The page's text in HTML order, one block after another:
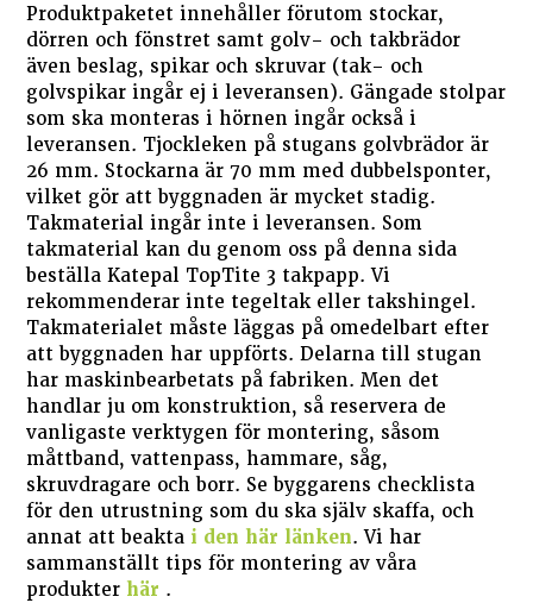
Produktpaketet innehåller förutom stockar,
dörren och fönstret samt golv- och takbrädor
även beslag, spikar och skruvar (tak- och
golvspikar ingår ej i leveransen). Gängade stolpar
som ska monteras i hörnen ingår också i
leveransen. Tjockleken på stugans golvbrädor är
26 mm. Stockarna är 70 mm med dubbelsponter,
vilket gör att byggnaden är mycket stadig.
Takmaterial ingår inte i leveransen. Som
takmaterial kan du genom oss på denna sida
beställa Katepal TopTite 3 takpapp. Vi
rekommenderar inte tegeltak eller takshingel.
Takmaterialet måste läggas på omedelbart efter
att byggnaden har uppförts. Delarna till stugan
har maskinbearbetats på fabriken. Men det
handlar ju om konstruktion, så reservera de
vanligaste verktygen för montering, såsom
måttband, vattenpass, hammare, såg,
skruvdragare och borr. Se byggarens checklista
för den utrustning som du ska själv skaffa, och
annat att beakta i den här länken. Vi har
sammanställt tips för montering av våra
produkterhär .